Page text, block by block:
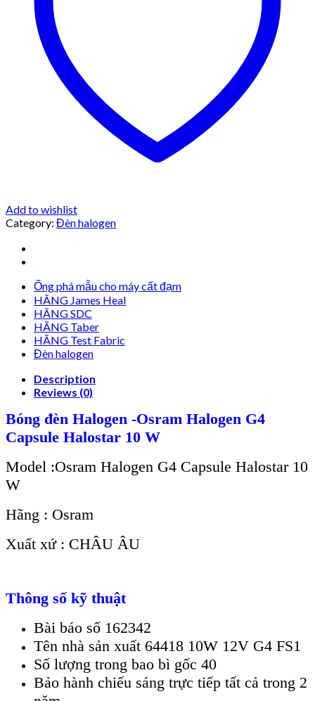
Add to wishlist
Category: Đèn halogen
Ống phá mẫu cho máy cất đạm
HÃNG James Heal
HÃNG SDC
HÃNG Taber
HÃNG Test Fabric
Đèn halogen
Description
Reviews (0)
Bóng đèn Halogen -Osram Halogen G4
Capsule Halostar 10 W
Model :Osram Halogen G4 Capsule Halostar 10
W
Hãng : Osram
Xuất xứ : CHÂU ÂU
Thông số kỹ thuật
Bài báo số 162342
Tên nhà sản xuất 64418 10W 12V G4 FS1
Số lượng trong bao bì gốc 40
Bảo hành chiếu sáng trực tiếp tất cả trong 2